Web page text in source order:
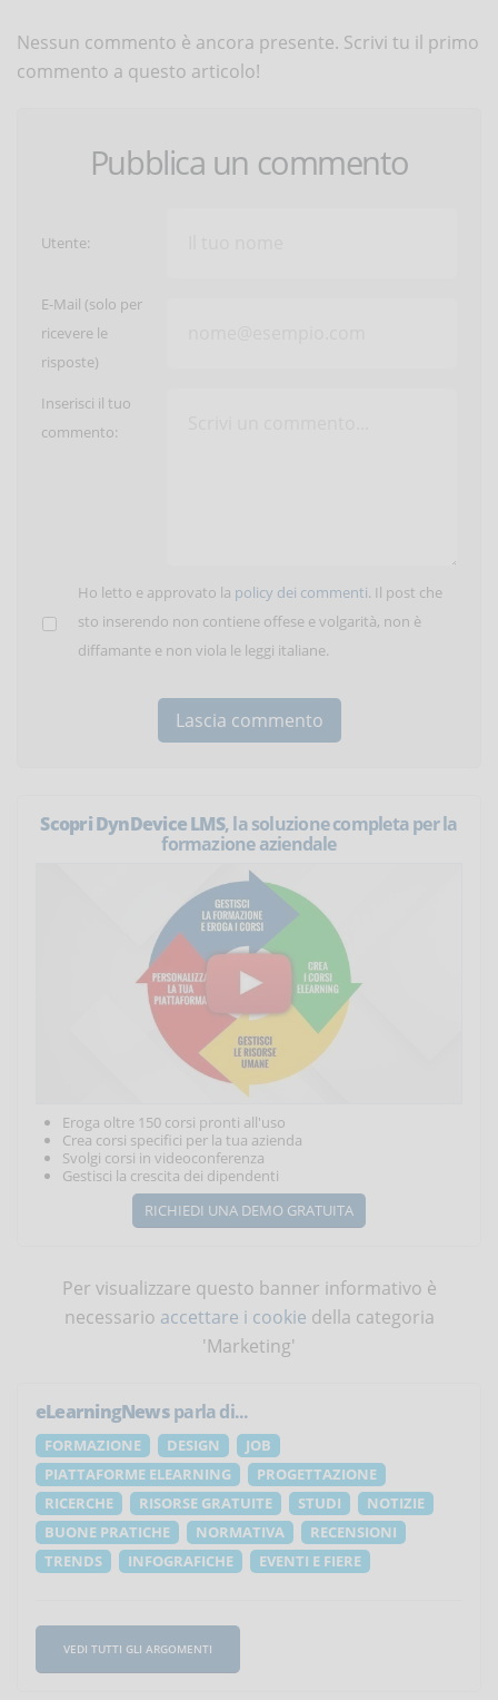
Nessun commento è ancora presente. Scrivi tu il primo
commento a questo articolo!
Pubblica un commento
Utente:
E-Mail (solo per
ricevere le
risposte)
Inserisci il tuo
commento:
Ho letto e approvato la policy dei commenti. Il post che
sto inserendo non contiene offese e volgarità, non è
diffamante e non viola le leggi italiane.
Scopri DynDevice LMS, la soluzione completa per la
formazione aziendale
Eroga oltre 150 corsi pronti all'uso
Crea corsi specifici per la tua azienda
Svolgi corsi in videoconferenza
Gestisci la crescita dei dipendenti
RICHIEDI UNA DEMO GRATUITA
Per visualizzare questo banner informativo è
necessario accettare i cookie della categoria
'Marketing'
eLearningNewsparla di...
FORMAZIONE DESIGN
JOB
PIATTAFORME ELEARNING
PROGETTAZIONE
RICERCHE
RISORSE GRATUITE STUDI
NOTIZIE
BUONE PRATICHE
NORMATIVA
RECENSIONI
TRENDS
INFOGRAFICHE EVENTI E FIERE
VEDI TUTTI GLI ARGOMENTI